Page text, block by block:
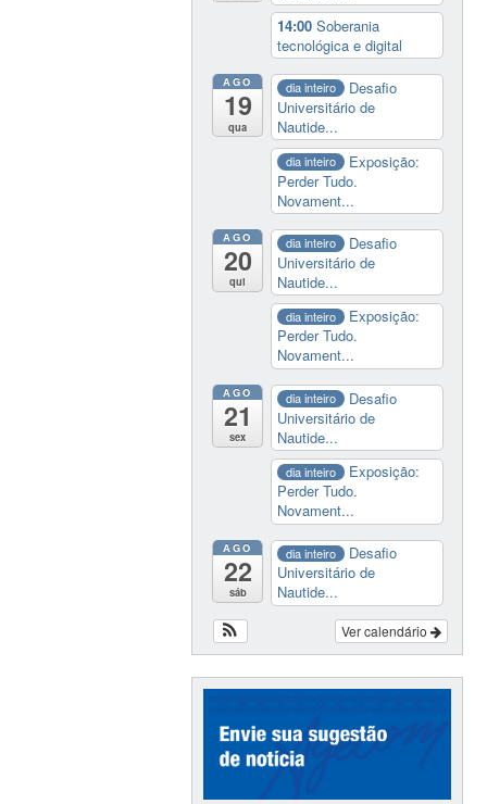
14:00Soberania
tecnológica e digital
AGO
19
qua
dia inteiro
Desafio
Universitário de
Nautide...
dia inteiro
Exposição:
Perder Tudo.
Novament...
AGO
20
qui
dia inteiro
Desafio
Universitário de
Nautide...
dia inteiro
Exposição:
Perder Tudo.
Novament...
AGO
21
sex
dia inteiro
Desafio
Universitário de
Nautide...
dia inteiro
Exposição:
Perder Tudo.
Novament...
AGO
22
sáb
dia inteiro
Desafio
Universitário de
Nautide...
Ver calendário